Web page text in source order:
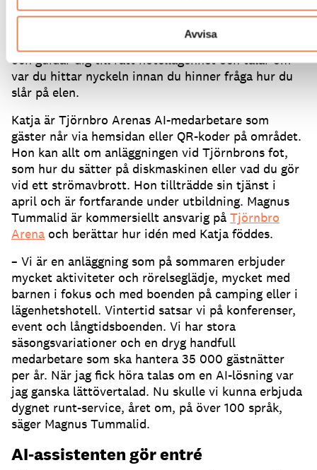
Avvisa
öppettiderna och möts av Katja på skärmen som
säger ”Välkommen – fråga mig vad som helst”.
att ha frågat om ”incheckning” är hon snart igång
och guidar dig till rätt hotellägenhet och talar om
var du hittar nyckeln innan du hinner fråga hur du
slår på elen.
Katja är Tjörnbro Arenas AI-medarbetare som
gäster når via hemsidan eller QR-koder på området.
Hon kan allt om anläggningen vid Tjörnbrons fot,
som hur du sätter på diskmaskinen eller vad du gör
vid ett strömavbrott. Hon tillträdde sin tjänst i
april och är fortfarande under utbildning. Magnus
Tummalid är kommersiellt ansvarig på Tjörnbro
Arena och berättar hur idén med Katja föddes.
– Vi är en anläggning som på sommaren erbjuder
mycket aktiviteter och rörelseglädje, mycket med
barnen i fokus och med boenden på camping eller i
lägenhetshotell. Vintertid satsar vi på konferenser,
event och långtidsboenden. Vi har stora
säsongsvariationer och en dryg handfull
medarbetare som ska hantera 35 000 gästnätter
per år. När jag fick höra talas om en AI-lösning var
jag ganska lättövertalad. Nu skulle vi kunna erbjuda
dygnet runt-service, året om, på över 100 språk,
säger Magnus Tummalid.
AI-assistenten gör entré